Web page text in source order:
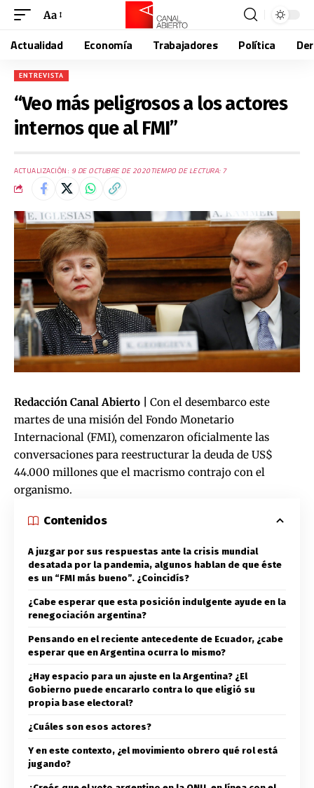
Aa
Actualidad Economía Trabajadores Política
ENTREVISTA
“Veo más peligrosos a los actores
internos que al FMI”
ACTUALIZACIÓN: 9 DE OCTUBRE DE 2020TIEMPO DE LECTURA: 7
Redacción Canal Abierto
Con el desembarco este
martes de una misión del Fondo Monetario
Internacional (FMI), comenzaron oficialmente las
conversaciones para reestructurar la deuda de US$
44.000 millones que el macrismo contrajo con el
organismo.
Contenidos
A juzgar por sus respuestas ante la crisis mundial
desatada por la pandemia, algunos hablan de que éste
es un “FMI más bueno”. ¿Coincidís?
¿Cabe esperar que esta posición indulgente ayude en la
renegociación argentina?
Pensando en el reciente antecedente de Ecuador, ¿cabe
esperar que en Argentina ocurra lo mismo?
¿Hay espacio para un ajuste en la Argentina? ¿El
Gobierno puede encararlo contra lo que eligió su
propia base electoral?
¿Cuáles son esos actores?
Y en este contexto, ¿el movimiento obrero qué rol está
jugando?